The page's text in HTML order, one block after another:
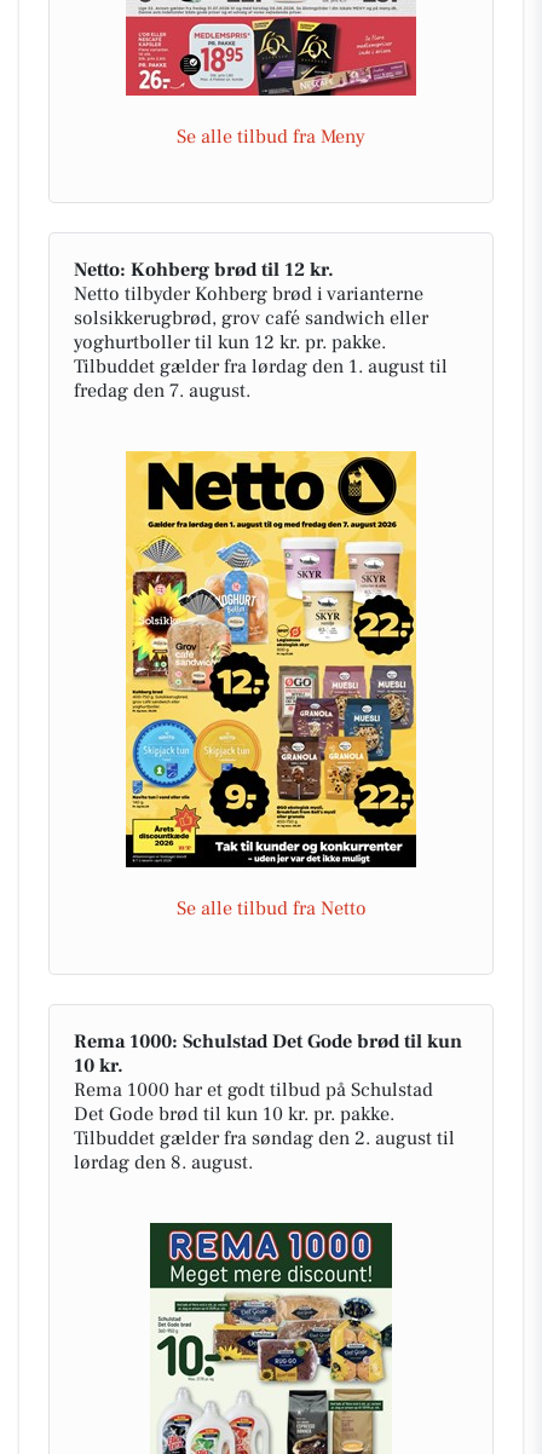
Se alle tilbud fra Meny
Netto: Kohberg brød til 12 kr.
Netto tilbyder Kohberg brød i varianterne
solsikkerugbrød, grov café sandwich eller
yoghurtboller til kun 12 kr. pr. pakke.
Tilbuddet gælder fra lørdag den 1. august til
fredag den 7. august.
Se alle tilbud fra Netto
Rema 1000: Schulstad Det Gode brød til kun
10 kr.
Rema 1000 har et godt tilbud på Schulstad
Det Gode brød til kun 10 kr. pr. pakke.
Tilbuddet gælder fra søndag den 2. august til
lørdag den 8. august.